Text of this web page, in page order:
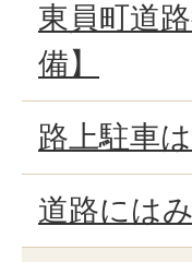
東員町道
備】
路上駐車
道路には